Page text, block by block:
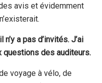
avis et évidemment
a pas d’invités. J’ai
questions des auditeurs.
voyage à vélo, de